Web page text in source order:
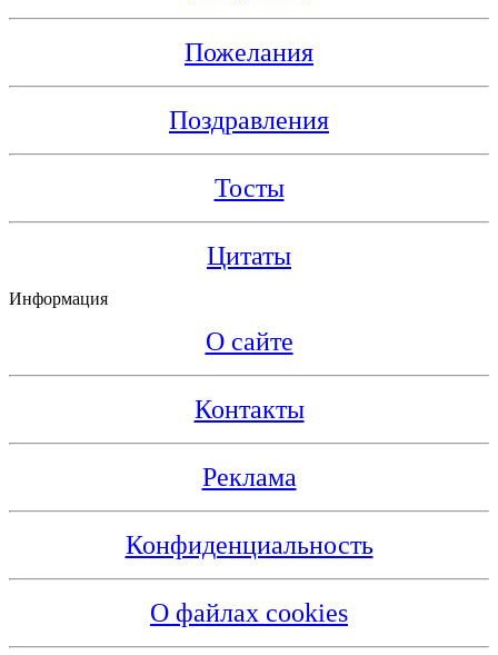
Пожелания
Поздравления
Тосты
Цитаты
Информация
О сайте
Контакты
Реклама
Конфиденциальность
О файлах cookies